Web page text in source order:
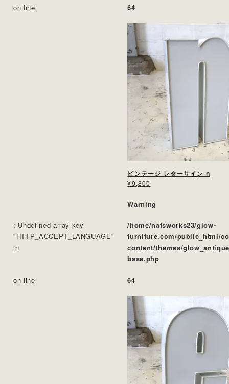
on line 64
ビンテージ レターサイン n
¥9,800
Warning
: Undefined array key
"HTTP_ACCEPT_LANGUAGE"
in
/home/natsworks23/glow-
furniture.com/public_html/
content/themes/
base.php
on line 64